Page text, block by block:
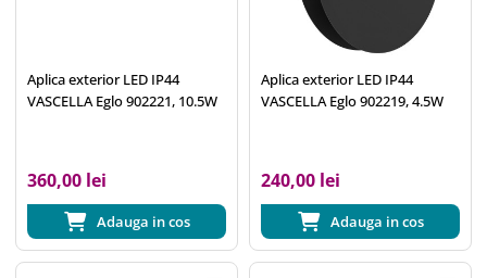
Aplica exterior LED IP44
VASCELLA Eglo 902221, 10.5W
360,00 lei
Adauga in cos
Aplica exterior LED IP44
VASCELLA Eglo 902219, 4.5W
240,00 lei
Adauga in cos